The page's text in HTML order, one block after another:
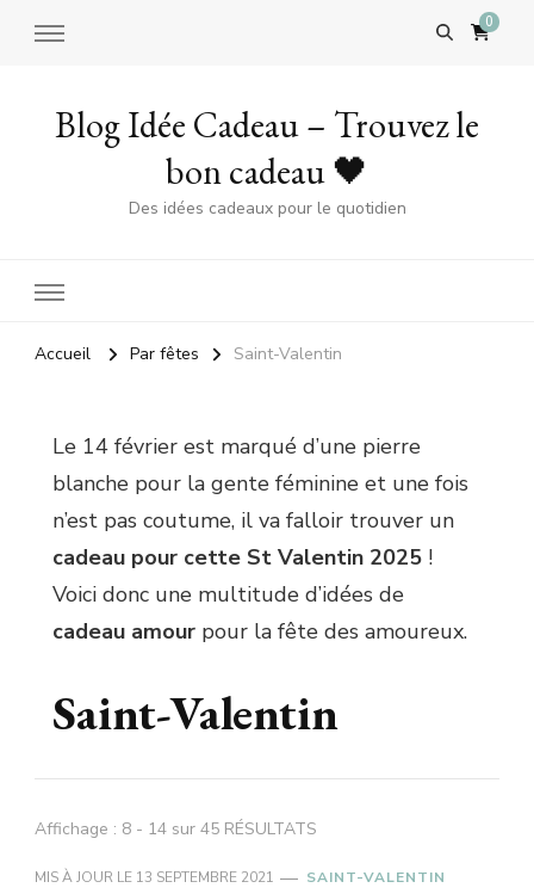
0
Blog Idée Cadeau – Trouvez le
bon cadeau 🖤
Des idées cadeaux pour le quotidien
Accueil Par fêtes Saint-Valentin
Le 14 février est marqué d’une pierre
blanche pour la gente féminine et une fois
n’est pas coutume, il va falloir trouver un
cadeau pour cette St Valentin 2025 !
Voici donc une multitude d’idées de
cadeau amour pour la fête des amoureux.
Saint-Valentin
Affichage : 8 - 14 sur 45 RÉSULTATS
MIS À JOUR LE 13 SEPTEMBRE 2021 SAINT-VALENTIN